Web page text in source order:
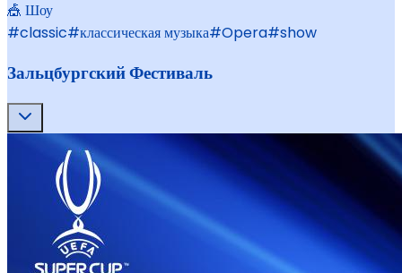
🎪 Шоу
#classic#классическая музыка#Opera#show
Зальцбургский Фестиваль